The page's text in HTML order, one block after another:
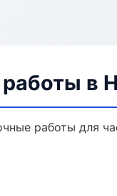
в
работы для